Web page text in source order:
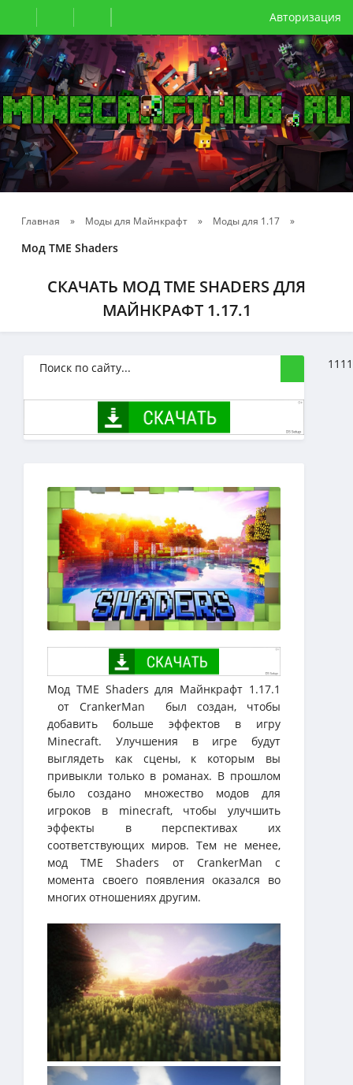
Авторизация
Главная » Моды для Майнкрафт » Моды для 1.17 »
Мод TME Shaders
СКАЧАТЬ МОД TME SHADERS ДЛЯ
МАЙНКРАФТ 1.17.1
Мод TME Shaders для Майнкрафт 1.17.1
от CrankerMan был создан, чтобы
добавить больше эффектов в игру
Minecraft. Улучшения в игре будут
выглядеть как сцены, к которым вы
привыкли только в романах. В прошлом
было создано множество модов для
игроков в minecraft, чтобы улучшить
эффекты в перспективах их
соответствующих миров. Тем не менее,
мод TME Shaders от CrankerMan с
момента своего появления оказался во
многих отношениях другим.
1111